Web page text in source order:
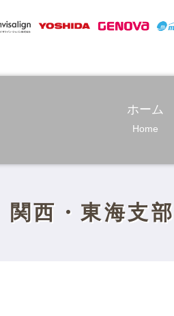
ホーム
Home
西・東海支部